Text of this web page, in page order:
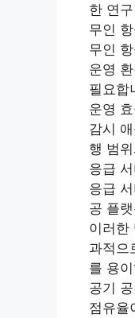
한 연
무인
무인
운영
필요합
운영
감시
행 범
응급
응급
공 플
이러한
과적으
를 용
공기
점유율